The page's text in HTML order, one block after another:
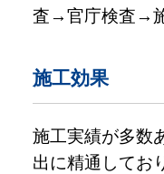
査→官庁検査→
施工効果
施工実績が多数
出に精通してお